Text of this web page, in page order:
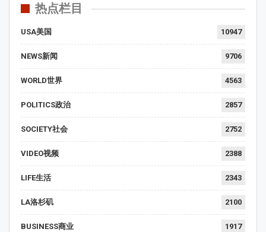
热点栏目
USA美国 10947
NEWS新闻 9706
WORLD世界 4563
POLITICS政治 2857
SOCIETY社会 2752
VIDEO视频 2388
LIFE生活 2343
LA洛杉矶 2100
BUSINESS商业 1917